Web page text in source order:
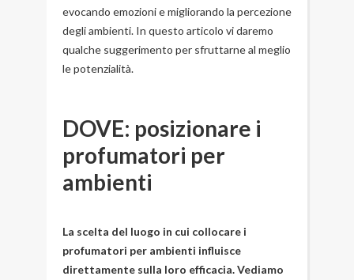
evocando emozioni e migliorando la percezione
degli ambienti. In questo articolo vi daremo
qualche suggerimento per sfruttarne al meglio
le potenzialità.
DOVE: posizionare i
profumatori per
ambienti
La scelta del luogo in cui collocare i
profumatori per ambienti influisce
direttamente sulla loro efficacia. Vediamo